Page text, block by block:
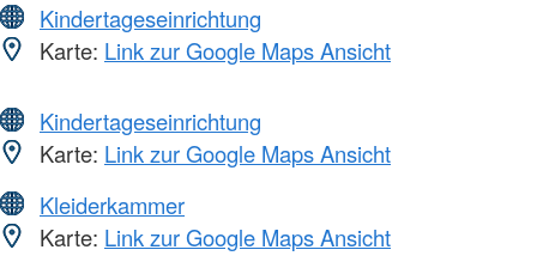
Kindertageseinrichtung
Karte: Link zur Google Maps Ansicht
Kindertageseinrichtung
Karte: Link zur Google Maps Ansicht
Kleiderkammer
Karte: Link zur Google Maps Ansicht